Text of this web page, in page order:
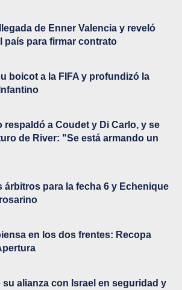
de Enner Valencia y reveló
país para firmar contrato
boicot a la FIFA y profundizó la
respaldó a Coudet y Di Carlo, y se
de River: "Se está armando un
árbitros para la fecha 6 y Echenique
en los dos frentes: Recopa
su alianza con Israel en seguridad y